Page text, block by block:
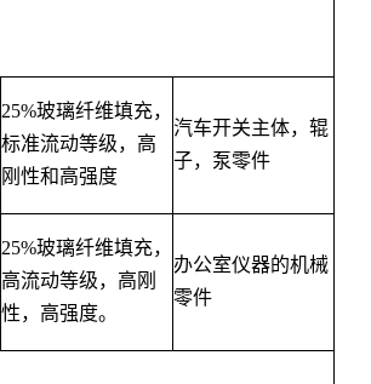
25%玻璃纤维填充，
标准流动等级，高
刚性和高强度
汽车开关主体，辊
子，泵零件
25%玻璃纤维填充，
高流动等级，高刚
性，高强度。
办公室仪器的机械
零件